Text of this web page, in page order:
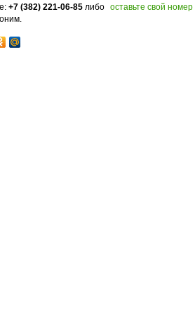
+7 (382) 221-06-85 либо оставьте свой номер